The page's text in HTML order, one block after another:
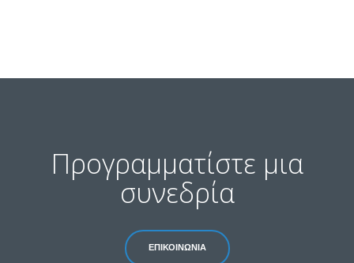
Προγραμματίστε μια
συνεδρία
ΕΠΙΚΟΙΝΩΝΙΑ